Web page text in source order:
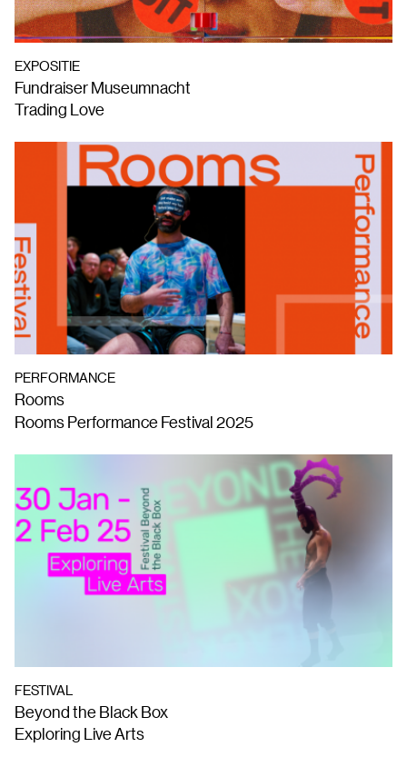
EXPOSITIE
Fundraiser Museumnacht
Trading Love
PERFORMANCE
Rooms
Rooms Performance Festival 2025
FESTIVAL
Beyond the Black Box
Exploring Live Arts